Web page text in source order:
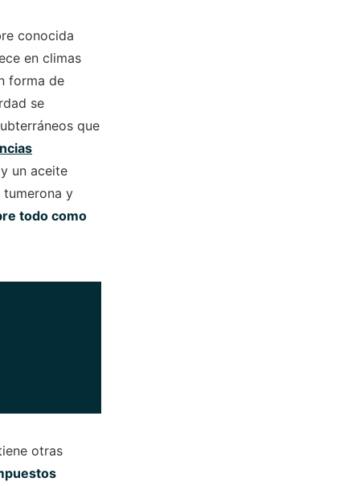
conocida
en climas
forma de
se
que
un aceite
tumerona y
todo como
otras